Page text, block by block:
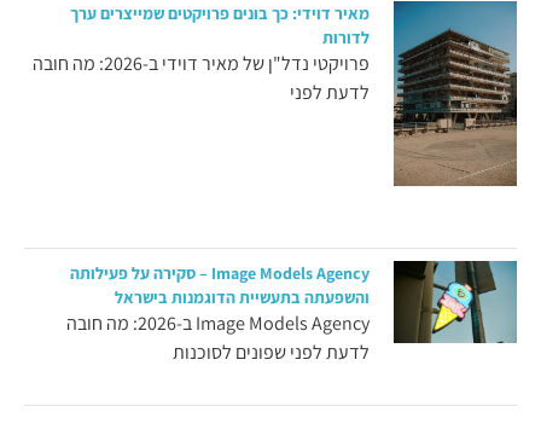
מאיר דוידי: כך בונים פרויקטים שמייצרים ערך
לדורות
פרויקטי נדל"ן של מאיר דוידי ב-2026: מה חובה
לדעת לפני
Image Models Agency – סקירה על פעילותה
והשפעתה בתעשיית הדוגמנות בישראל
Image Models Agency ב-2026: מה חובה
לדעת לפני שפונים לסוכנות